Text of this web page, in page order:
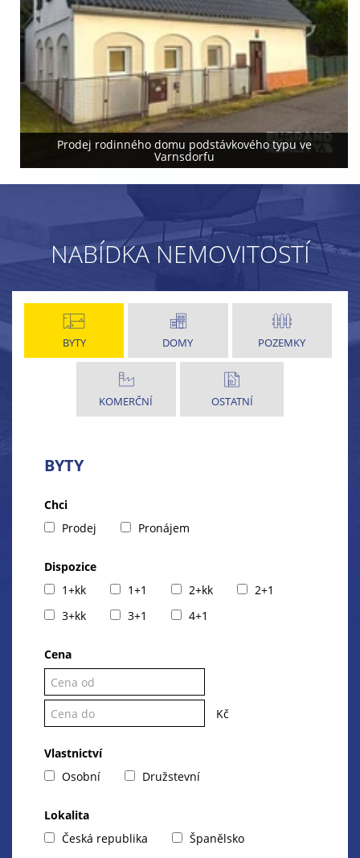
Prodej rodinného domu podstávkového typu ve
Varnsdorfu
NABÍDKA NEMOVITOSTÍ
BYTY DOMY POZEMKY
KOMERČNÍ OSTATNÍ
BYTY
Chci
Prodej
Pronájem
Dispozice
1+kk
1+1 2+kk
2+1
3+kk
3+1 4+1
Cena
Kč
Vlastnictví
Osobní
Družstevní
Lokalita
Česká republika
Španělsko